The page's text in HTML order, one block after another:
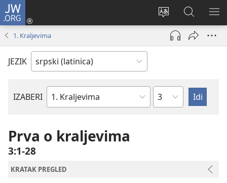
JW.ORG
Promeni
jezik
sajta
Prijava
(otvara
prozor)
Pretraga
sajta
JW.ORG
1. Kraljevima
JEZIK
IZABERI
Biblijska
Poglavlje
Prva o kraljevima
3:1-28
KRATAK PREGLED